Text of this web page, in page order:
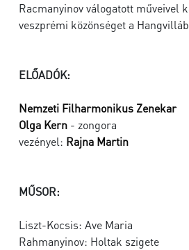
Racmanyinovválogatott műveivel
veszprémi közönséget a
ELŐADÓK:
Nemzeti Filharmonikus Zenekar
Olga Kern - zongora
vezényel: Rajna Martin
MŰSOR:
Liszt-Kocsis: Ave Maria
Rahmanyinov: Holtak szigete